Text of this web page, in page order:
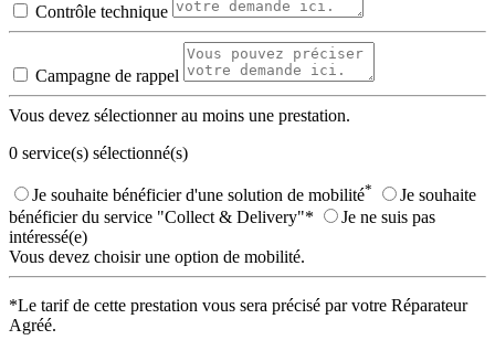
Contrôle technique
Campagne de rappel
Vous devez sélectionner au moins une prestation.
0 service(s) sélectionné(s)
Je souhaite bénéficier d'une solution de mobilité*
Je souhaite
bénéficier du service "Collect & Delivery"*
Je ne suis pas
intéressé(e)
Vous devez choisir une option de mobilité.
*Le tarif de cette prestation vous sera précisé par votre Réparateur
Agréé.